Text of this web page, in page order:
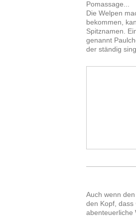
Pomassage...
Die Welpen
bekommen,
Spitznamen.
genannt
der ständig
Auch wenn
den Kopf,
abenteuerliche